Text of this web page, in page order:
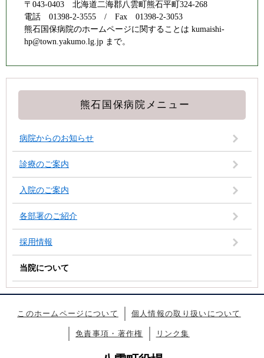
熊石国保病院メニュー
病院からのお知らせ
診療のご案内
入院のご案内
各部署のご紹介
採用情報
当院について
〒043-0403 北海道二海郡八雲町熊石平町324-268
電話 01398-2-3555 / Fax 01398-2-3053
熊石国保病院のホームページに関することは kumaishi-
hp@town.yakumo.lg.jp まで。
このホームページについて 個人情報の取り扱いについて
免責事項・著作権 リンク集